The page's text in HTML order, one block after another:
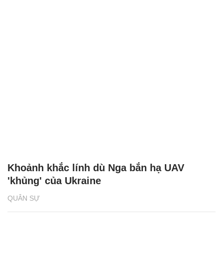
QUÂN SỰ
Khoảnh khắc lính dù Nga bắn hạ UAV
'khủng' của Ukraine